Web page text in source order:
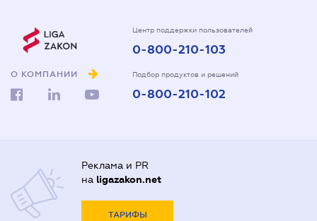
О КОМПАНИИ
Центр поддержки пользователей
0-800-210-103
Подбор продуктов и решений
0-800-210-102
Реклама и PR
на ligazakon.net
ТАРИФЫ